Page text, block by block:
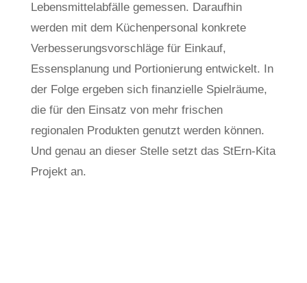
Lebensmittelabfälle gemessen. Daraufhin
werden mit dem Küchenpersonal konkrete
Verbesserungsvorschläge für Einkauf,
Essensplanung und Portionierung entwickelt. In
der Folge ergeben sich finanzielle Spielräume,
die für den Einsatz von mehr frischen
regionalen Produkten genutzt werden können.
Und genau an dieser Stelle setzt das StErn-Kita
Projekt an.